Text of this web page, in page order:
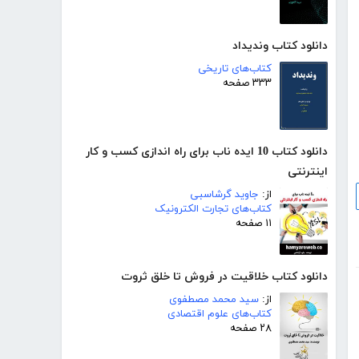
دانلود کتاب وندیداد
کتاب‌های تاریخی
۳۳۳ صفحه
دانلود کتاب 10 ایده ناب برای راه اندازی کسب و کار
اینترنتی
از: جاوید گرشاسبی
کتاب‌های تجارت الکترونیک
۱۱ صفحه
دانلود کتاب خلاقیت در فروش تا خلق ثروت
از: سید محمد مصطفوی
کتاب‌های علوم اقتصادی
۲۸ صفحه